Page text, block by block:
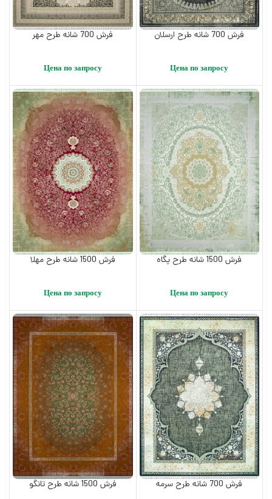
فرش 700 شانه طرح مهر
Цена по запросу
فرش 700 شانه طرح ارسلان
Цена по запросу
فرش 1500 شانه طرح مهلا
Цена по запросу
فرش 1500 شانه طرح پگاه
Цена по запросу
فرش 1500 شانه طرح تانگو فرش 700 شانه طرح سرمه